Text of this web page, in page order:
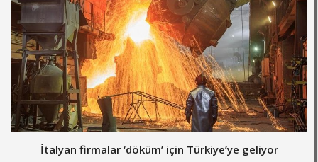
İtalyan firmalar ‘döküm’ için Türkiye’ye geliyor